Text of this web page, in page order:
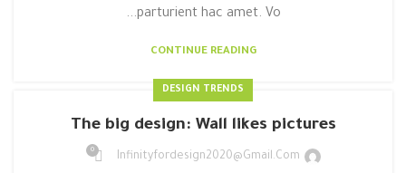
parturient hac amet. Vo...
CONTINUE READING
DESIGN TRENDS
The big design: Wall likes pictures
Infinityfordesign2020@gmail.com
0